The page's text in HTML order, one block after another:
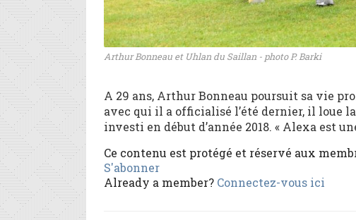
Arthur Bonneau et Uhlan du Saillan - photo P. Barki
A 29 ans, Arthur Bonneau poursuit sa vie
avec qui il a officialisé l’été dernier, il loue
investi en début d’année 2018. « Alexa est
Ce contenu est protégé et réservé aux
S'abonner
Already a member? Connectez-vous ici